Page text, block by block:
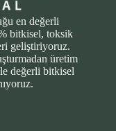
en değerli
bitkisel, toksik
geliştiriyoruz.
üretim
değerli bitkisel